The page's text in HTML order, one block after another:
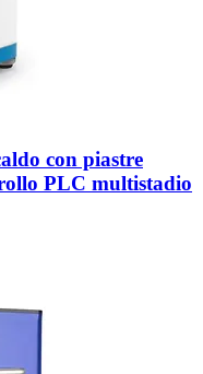
con piastre
PLC multistadio